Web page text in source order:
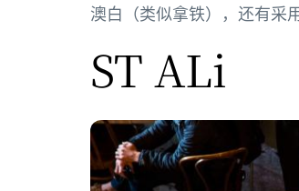
澳白（类似拿铁），还有采
ST ALi